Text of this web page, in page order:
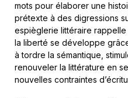
mots pour élaborer une
prétexte à des digressions
espièglerie littéraire rappelle
la liberté se développe
à tordre la sémantique,
renouveler la littérature en
nouvelles contraintes